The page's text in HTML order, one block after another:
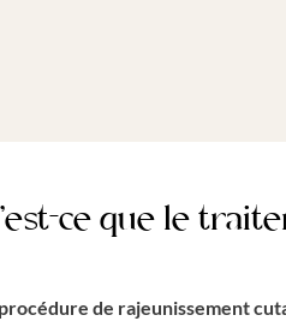
ce que le
de rajeunissement